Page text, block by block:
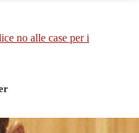
no alle case per i